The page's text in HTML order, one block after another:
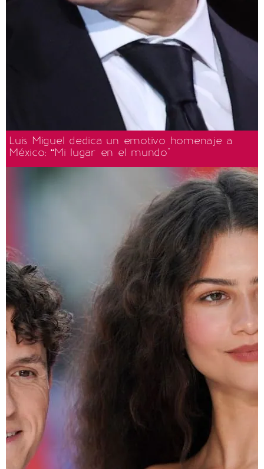
Luis Miguel dedica un emotivo homenaje a
México: “Mi lugar en el mundo"